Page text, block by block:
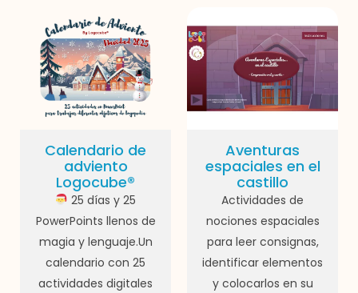
Calendario de
adviento
Logocube®
25 días y 25
PowerPoints llenos de
magia y lenguaje.Un
calendario con 25
actividades digitales
Aventuras
espaciales en el
castillo
Actividades de
nociones espaciales
para leer consignas,
identificar elementos
y colocarlos en su